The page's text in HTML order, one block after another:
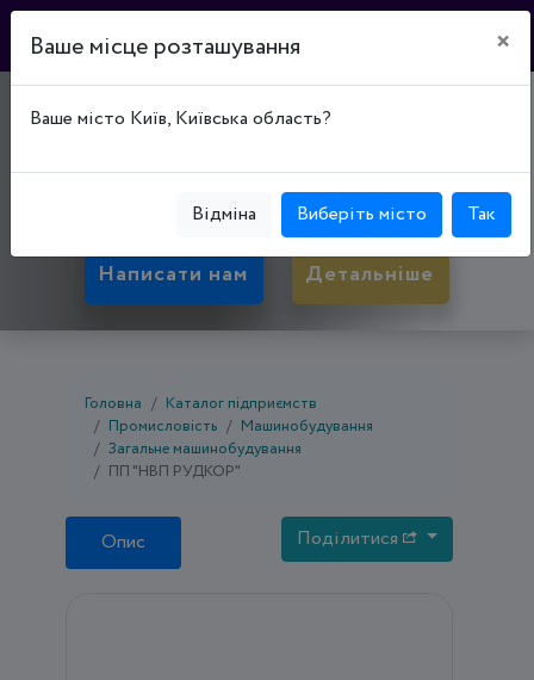
"НВП РУДКОР"
Покровський р-н, вул. Фабрична, буд. 3/1
Написати нам Детальніше
Головна
Каталог підприємств
Промисловість
Машинобудування
Загальне машинобудування
ПП "НВП РУДКОР"
Опис Поділитися
Ваше місце розташування ×
Ваше місто Київ, Київська область?
Відміна Виберіть місто Так